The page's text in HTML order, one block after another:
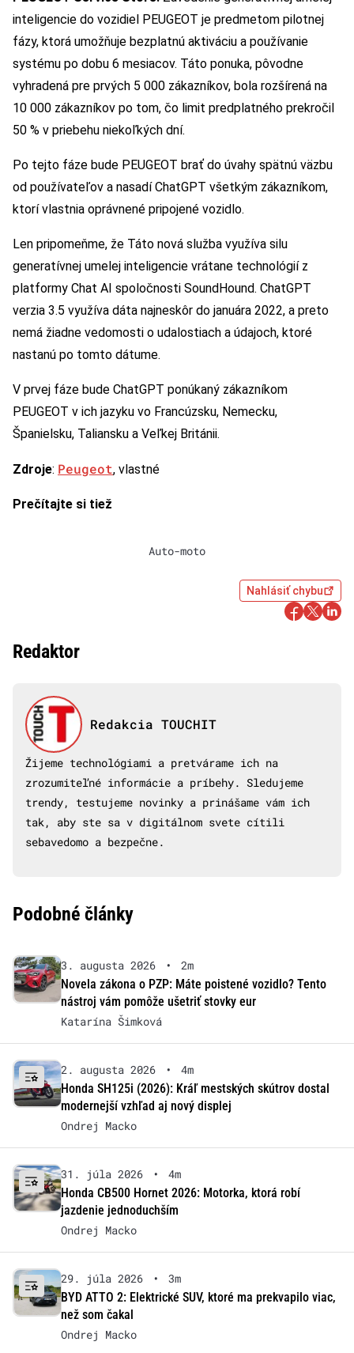
inteligencie do vozidiel PEUGEOT je predmetom pilotnej
fázy, ktorá umožňuje bezplatnú aktiváciu a používanie
systému po dobu 6 mesiacov. Táto ponuka, pôvodne
vyhradená pre prvých 5 000 zákazníkov, bola rozšírená na
10 000 zákazníkov po tom, čo limit predplatného prekročil
50 % v priebehu niekoľkých dní.
Po tejto fáze bude PEUGEOT brať do úvahy spätnú väzbu
od používateľov a nasadí ChatGPT všetkým zákazníkom,
ktorí vlastnia oprávnené pripojené vozidlo.
Len pripomeňme, že Táto nová služba využíva silu
generatívnej umelej inteligencie vrátane technológií z
platformy Chat AI spoločnosti SoundHound. ChatGPT
verzia 3.5 využíva dáta najneskôr do januára 2022, a preto
nemá žiadne vedomosti o udalostiach a údajoch, ktoré
nastanú po tomto dátume.
V prvej fáze bude ChatGPT ponúkaný zákazníkom
PEUGEOT v ich jazyku vo Francúzsku, Nemecku,
Španielsku, Taliansku a Veľkej Británii.
Zdroje: Peugeot, vlastné
Prečítajte si tiež
Auto-moto
Nahlásiť chybu
Redaktor
Redakcia TOUCHIT
Žijeme technológiami a pretvárame ich na
zrozumiteľné informácie a príbehy. Sledujeme
trendy, testujeme novinky a prinášame vám ich
tak, aby ste sa v digitálnom svete cítili
sebavedomo a bezpečne.
Podobné články
3. augusta 2026 •
2m
Novela zákona o PZP: Máte poistené vozidlo? Tento
nástroj vám pomôže ušetriť stovky eur
Katarína Šimková
2. augusta 2026 •
4m
Honda SH125i (2026): Kráľ mestských skútrov dostal
modernejší vzhľad aj nový displej
Ondrej Macko
31. júla 2026 •
4m
Honda CB500 Hornet 2026: Motorka, ktorá robí
jazdenie jednoduchším
Ondrej Macko
29. júla 2026 •
3m
BYD ATTO 2: Elektrické SUV, ktoré ma prekvapilo viac,
než som čakal
Ondrej Macko